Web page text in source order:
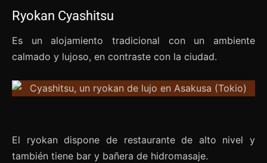
Ryokan Cyashitsu
Es un alojamiento tradicional con un ambiente
calmado y lujoso, en contraste con la ciudad.
El ryokan dispone de restaurante de alto nivel y
también tiene bar y bañera de hidromasaje.